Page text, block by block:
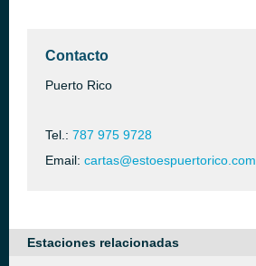
Contacto
Puerto Rico
Tel.: 787 975 9728
Email: cartas@estoespuertorico.com
Estaciones relacionadas